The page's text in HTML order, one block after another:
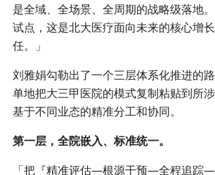
是全域、全场景、全周期的战略级落地
试点，这是北大医疗面向未来的核心增
任。」
刘雅娟勾勒出了一个三层体系化推进的
单地把大三甲医院的模式复制粘贴到所
基于不同业态的精准分工和协同。
第一层，全院嵌入、标准统一。
「把『精准评估—根源干预—全程追踪